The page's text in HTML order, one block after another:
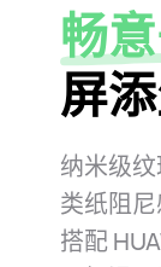
畅
屏
纳米级
类纸阻尼
搭配